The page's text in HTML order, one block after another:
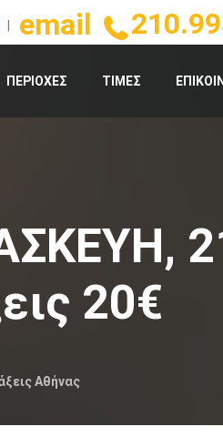
email
ΠΕΡΙΟΧΕΣ ΤΙΜΕΣ
20€
Αθήνας